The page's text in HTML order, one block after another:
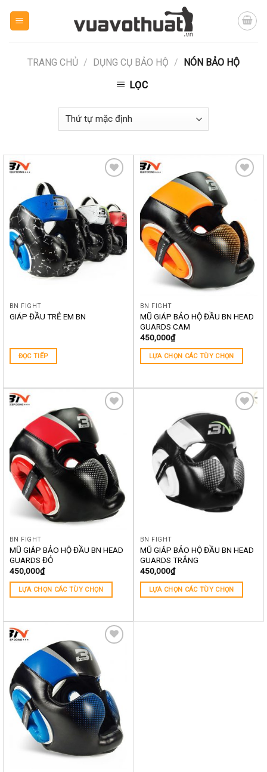
TRANG CHỦ / DỤNG CỤ BẢO HỘ / NÓN BẢO HỘ
LỌC
BN FIGHT
GIÁP ĐẦU TRẺ EM BN
ĐỌC TIẾP
BN FIGHT
MŨ GIÁP BẢO HỘ ĐẦU BN HEAD
GUARDS CAM
450,000₫
LỰA CHỌN CÁC TÙY CHỌN
BN FIGHT
MŨ GIÁP BẢO HỘ ĐẦU BN HEAD
GUARDS ĐỎ
450,000₫
LỰA CHỌN CÁC TÙY CHỌN
BN FIGHT
MŨ GIÁP BẢO HỘ ĐẦU BN HEAD
GUARDS TRẮNG
450,000₫
LỰA CHỌN CÁC TÙY CHỌN